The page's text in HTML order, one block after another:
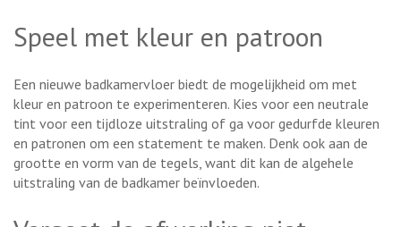
Speel met kleur en patroon
Een nieuwe badkamervloer biedt de mogelijkheid om met
kleur en patroon te experimenteren. Kies voor een neutrale
tint voor een tijdloze uitstraling of ga voor gedurfde kleuren
en patronen om een statement te maken. Denk ook aan de
grootte en vorm van de tegels, want dit kan de algehele
uitstraling van de badkamer beïnvloeden.